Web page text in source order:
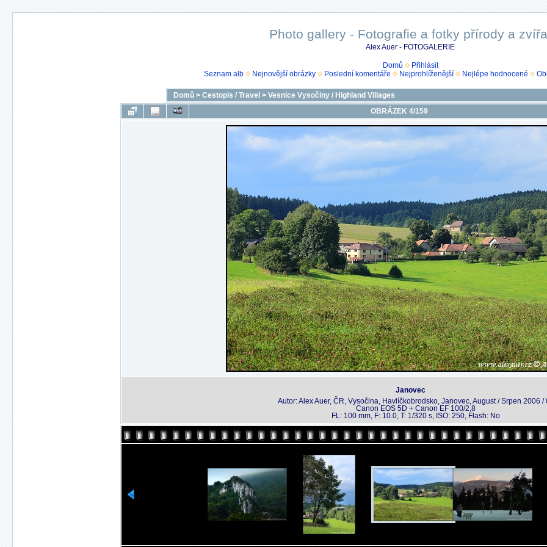
Photo gallery - Fotografie a fotky přírody a
Alex Auer - FOTOGALERIE
Domů
Přihlásit
Seznam alb
Nejnovější obrázky Poslední komentáře Nejprohlíženější Nejlépe hodnocené
Domů > Cestopis / Travel > Vesnice Vysočiny / Highland Villages
OBRÁZEK 4/159
Janovec
Autor: Alex Auer, ČR, Vysočina, Havlíčkobrodsko, Janovec, August / Srpen 2006 /
Canon EOS 5D + Canon EF 100/2,8
FL: 100 mm, F: 10.0, T: 1/320 s, ISO: 250, Flash: No